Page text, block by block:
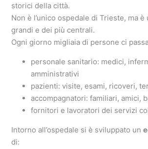
storici della città.
Non è l’unico ospedale di Trieste, ma è
grandi e dei più centrali.
Ogni giorno migliaia di persone ci
personale sanitario: medici,
amministrativi
pazienti: visite, esami, ricoveri,
accompagnatori: familiari, amici,
fornitori e lavoratori dei servizi
Intorno all’ospedale si è sviluppato un
di: